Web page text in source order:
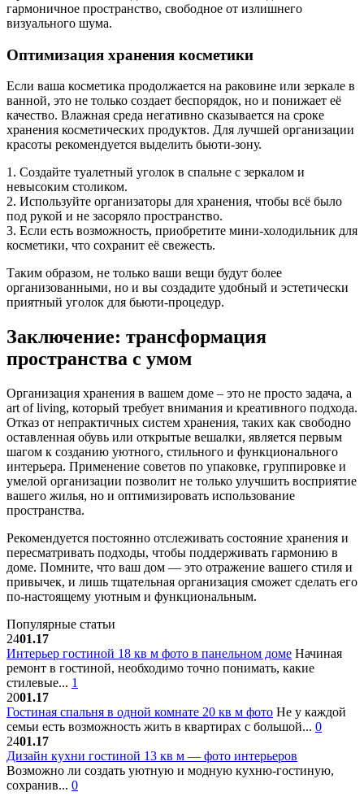
гармоничное пространство, свободное от излишнего
визуального шума.
Оптимизация хранения косметики
Если ваша косметика продолжается на раковине или зеркале в
ванной, это не только создает беспорядок, но и понижает её
качество. Влажная среда негативно сказывается на сроке
хранения косметических продуктов. Для лучшей организации
красоты рекомендуется выделить бьюти-зону.
1. Создайте туалетный уголок в спальне с зеркалом и
невысоким столиком.
2. Используйте организаторы для хранения, чтобы всё было
под рукой и не засоряло пространство.
3. Если есть возможность, приобретите мини-холодильник для
косметики, что сохранит её свежесть.
Таким образом, не только ваши вещи будут более
организованными, но и вы создадите удобный и эстетически
приятный уголок для бьюти-процедур.
Заключение: трансформация
пространства с умом
Организация хранения в вашем доме – это не просто задача, а
art of living, который требует внимания и креативного подхода.
Отказ от непрактичных систем хранения, таких как свободно
оставленная обувь или открытые вешалки, является первым
шагом к созданию уютного, стильного и функционального
интерьера. Применение советов по упаковке, группировке и
умелой организации позволит не только улучшить восприятие
вашего жилья, но и оптимизировать использование
пространства.
Рекомендуется постоянно отслеживать состояние хранения и
пересматривать подходы, чтобы поддерживать гармонию в
доме. Помните, что ваш дом — это отражение вашего стиля и
привычек, и лишь тщательная организация сможет сделать его
по-настоящему уютным и функциональным.
Популярные статьи
2401.17
Интерьер гостиной 18 кв м фото в панельном доме Начиная
ремонт в гостиной, необходимо точно понимать, какие
стилевые... 1
2001.17
Гостиная спальня в одной комнате 20 кв м фото Не у каждой
семьи есть возможность жить в квартирах с большой... 0
2401.17
Дизайн кухни гостиной 13 кв м — фото интерьеров
Возможно ли создать уютную и модную кухню-гостиную,
сохранив... 0